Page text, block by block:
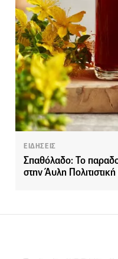
ΕΙΔΗΣΕΙΣ
Σπαθόλαδο: Το
στην Άυλη